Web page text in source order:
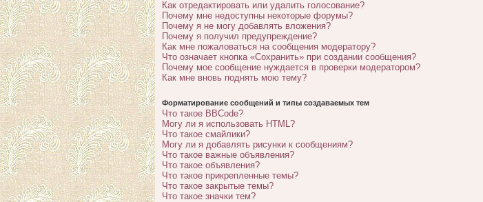
Как отредактировать или удалить голосование?
Почему мне недоступны некоторые форумы?
Почему я не могу добавлять вложения?
Почему я получил предупреждение?
Как мне пожаловаться на сообщения модератору?
Что означает кнопка «Сохранить» при создании сообщения?
Почему мое сообщение нуждается в проверки модератором?
Как мне вновь поднять мою тему?
Форматирование сообщений и типы создаваемых тем
Что такое BBCode?
Могу ли я использовать HTML?
Что такое смайлики?
Могу ли я добавлять рисунки к сообщениям?
Что такое важные объявления?
Что такое объявления?
Что такое прикрепленные темы?
Что такое закрытые темы?
Что такое значки тем?